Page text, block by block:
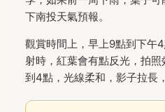
下南投天氣預報。
觀賞時間上，早上9點到下午
射時，紅葉會有點反光，拍
到4點，光線柔和，影子拉長